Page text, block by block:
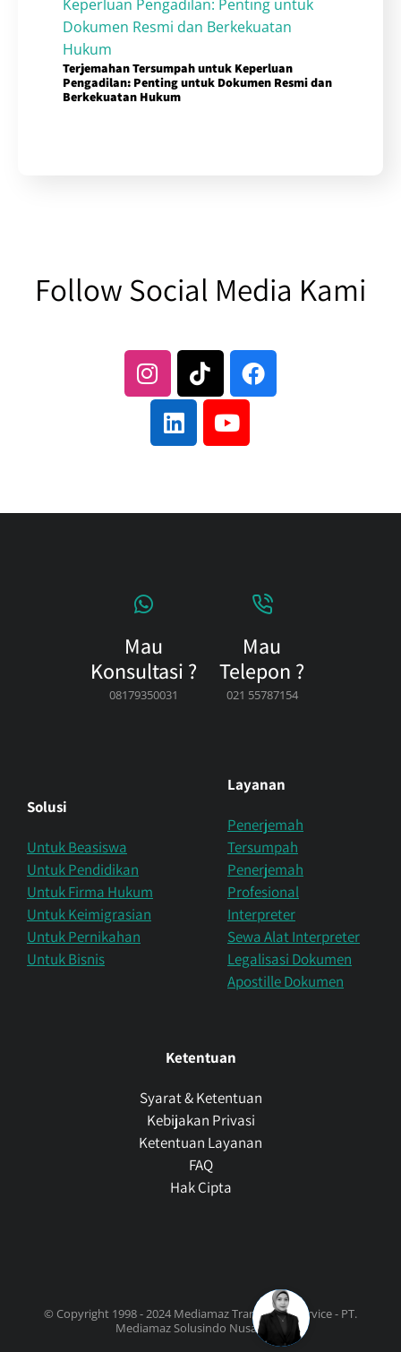
Terjemahan Tersumpah untuk Keperluan
Pengadilan: Penting untuk Dokumen Resmi dan
Berkekuatan Hukum
Follow Social Media Kami
Mau
Konsultasi ?
08179350031
Mau
Telepon ?
021 55787154
Solusi
Untuk Beasiswa
Untuk Pendidikan
Untuk Firma Hukum
Untuk Keimigrasian
Untuk Pernikahan
Untuk Bisnis
Layanan
Penerjemah
Tersumpah
Penerjemah
Profesional
Interpreter
Sewa Alat Interpreter
Legalisasi Dokumen
Apostille Dokumen
Ketentuan
Syarat & Ketentuan
Kebijakan Privasi
Ketentuan Layanan
FAQ
Hak Cipta
© Copyright 1998 - 2024 Mediamaz Translation Service - PT.
Mediamaz Solusindo Nusantara